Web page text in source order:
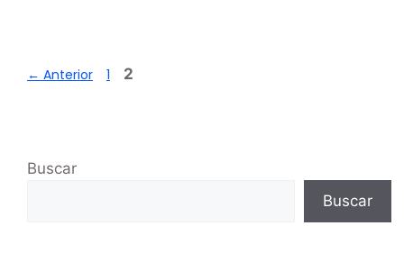
← Anterior 1 2
Buscar
Buscar